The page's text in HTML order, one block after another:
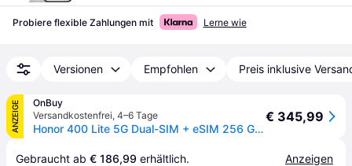
Probiere flexible Zahlungen mit Lerne wie
Versionen Empfohlen Preis inklusive
ANZEIGE
OnBuy
Versandkostenfrei, 4–6 Tage
Honor 400 Lite 5G Dual-SIM + eSIM 256 GB (12 GB RAM) Velvet-Grau Globale Version
€ 345,99
Gebraucht ab € 186,99 erhältlich. Anzeigen